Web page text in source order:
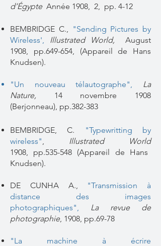
d’Égypte Année 1908, 2, pp. 4-12
BEMBRIDGE C., "Sending Pictures by
Wireless',
Illustrated World,
August
1908, pp.649-654, (Appareil de Hans
Knudsen).
"Un nouveau télautographe",
La
Nature, 14 novembre 1908
(Berjonneau), pp.382-383
BEMBRIDGE, C.
"Typewritting by
wireless",
Illustrated World
1908, pp.535-548 (Appareil de Hans
Knudsen).
DE CUNHA A.,
"Transmission à
distance des images
photographiques",
La revue de
photographie, 1908, pp.69-78
"La machine à écrire